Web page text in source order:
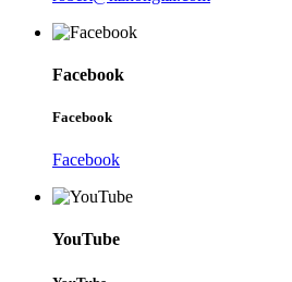
Facebook
Facebook
Facebook
YouTube